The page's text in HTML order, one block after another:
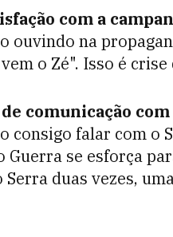
com a
ouvindo na
o Zé". Isso é
comunicação
consigo falar com o
Guerra se esforça
Serra duas vezes,